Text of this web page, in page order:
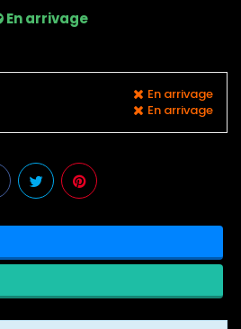
En arrivage
En arrivage
En arrivage